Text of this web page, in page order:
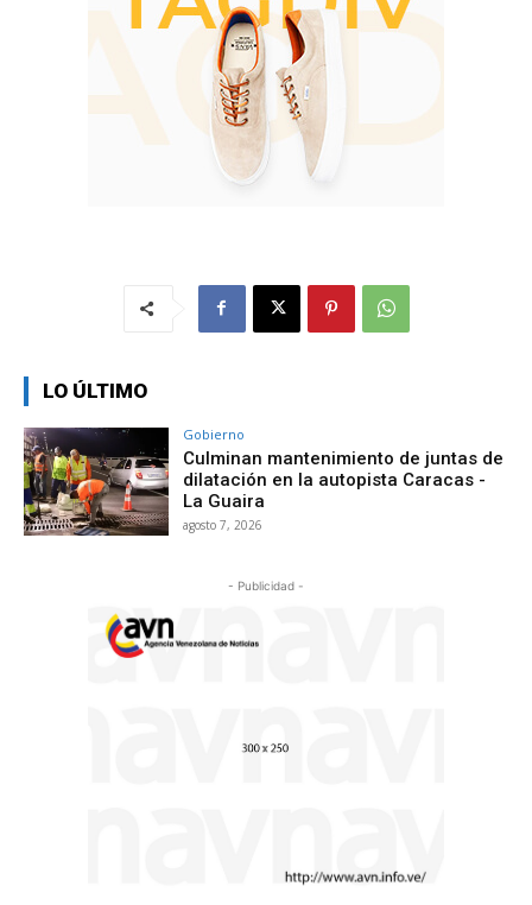
LO ÚLTIMO
Gobierno
Culminan mantenimiento de juntas de
dilatación en la autopista Caracas -
La Guaira
agosto 7, 2026
- Publicidad -